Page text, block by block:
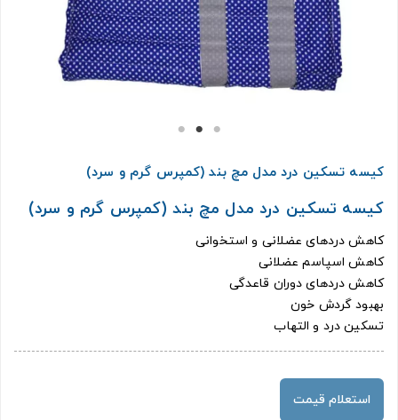
کیسه تسکین درد مدل مچ بند (کمپرس گرم و سرد)
کیسه تسکین درد مدل مچ بند (کمپرس گرم و سرد)
کاهش دردهای عضلانی و استخوانی
کاهش اسپاسم عضلانی
کاهش دردهای دوران قاعدگی
بهبود گردش خون
تسکین درد و التهاب
استعلام قیمت